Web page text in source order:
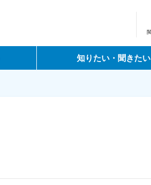
知りたい・聞きたい